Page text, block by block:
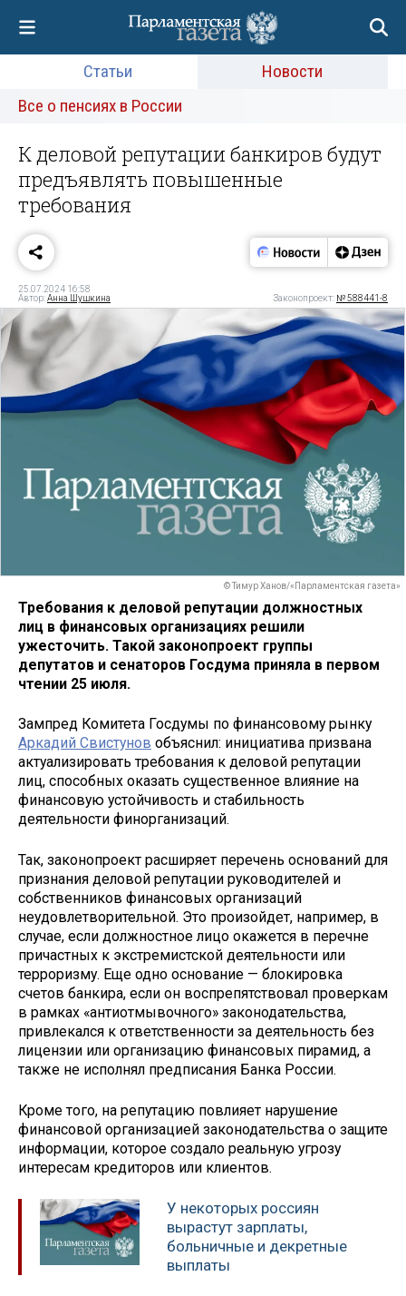
Статьи
Новости
Все о пенсиях в России
К деловой репутации банкиров будут
предъявлять повышенные
требования
25.07.2024 16:58
Автор:Анна Шушкина Законопроект: № 588441-8
© Тимур Ханов/«Парламентская газета»
Требования к деловой репутации должностных
лиц в финансовых организациях решили
ужесточить. Такой законопроект группы
депутатов и сенаторов Госдума приняла в первом
чтении 25 июля.
Зампред Комитета Госдумы по финансовому рынку
Аркадий Свистунов объяснил: инициатива призвана
актуализировать требования к деловой репутации
лиц, способных оказать существенное влияние на
финансовую устойчивость и стабильность
деятельности финорганизаций.
Так, законопроект расширяет перечень оснований для
признания деловой репутации руководителей и
собственников финансовых организаций
неудовлетворительной. Это произойдет, например, в
случае, если должностное лицо окажется в перечне
причастных к экстремистской деятельности или
терроризму. Еще одно основание — блокировка
счетов банкира, если он воспрепятствовал проверкам
в рамках «антиотмывочного» законодательства,
привлекался к ответственности за деятельность без
лицензии или организацию финансовых пирамид, а
также не исполнял предписания Банка России.
Кроме того, на репутацию повлияет нарушение
финансовой организацией законодательства о защите
информации, которое создало реальную угрозу
интересам кредиторов или клиентов.
У некоторых россиян
вырастут зарплаты,
больничные и декретные
выплаты